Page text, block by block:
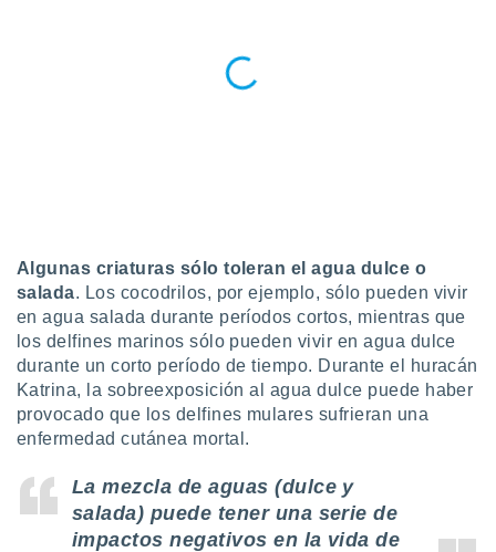
Algunas criaturas sólo toleran el agua dulce o
salada. Los cocodrilos, por ejemplo, sólo pueden vivir
en agua salada durante períodos cortos, mientras que
los delfines marinos sólo pueden vivir en agua dulce
durante un corto período de tiempo. Durante el huracán
Katrina, la sobreexposición al agua dulce puede haber
provocado que los delfines mulares sufrieran una
enfermedad cutánea mortal.
La mezcla de aguas (dulce y
salada) puede tener una serie de
impactos negativos en la vida de